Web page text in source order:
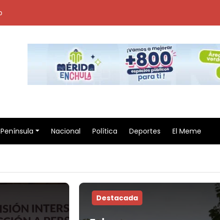
Península Nacional Política Deportes El Meme
Destacada